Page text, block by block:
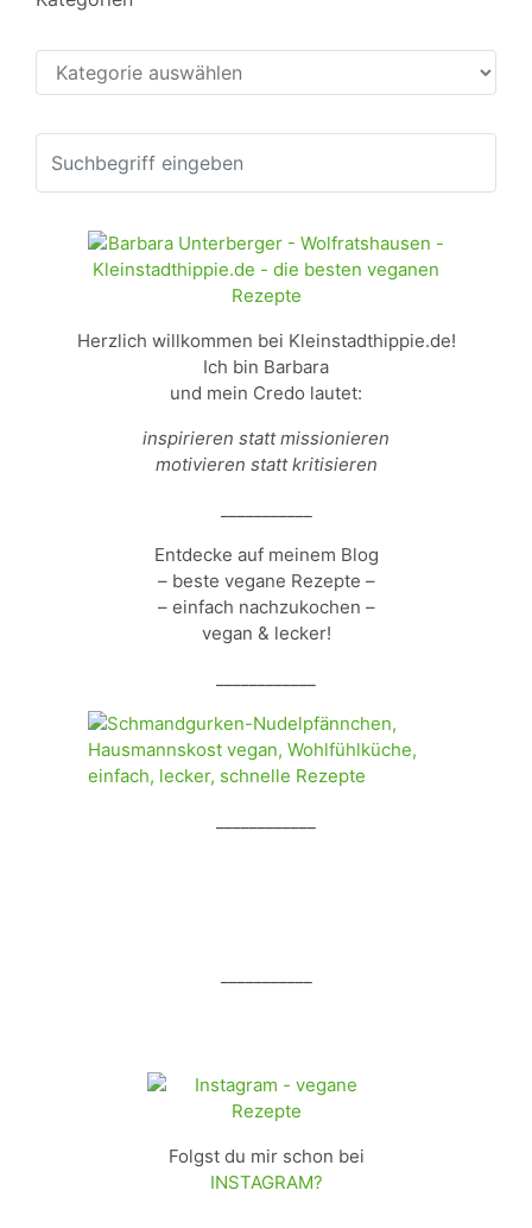
Kategorien
Herzlich willkommen bei Kleinstadthippie.de!
Ich bin Barbara
und mein Credo lautet:
inspirieren statt missionieren
motivieren statt kritisieren
Entdecke auf meinem Blog
– beste vegane Rezepte –
– einfach nachzukochen –
vegan & lecker!
Folgst du mir schon bei
INSTAGRAM?